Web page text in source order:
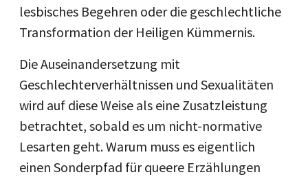
lesbisches Begehren oder die geschlechtliche
Transformation der Heiligen Kümmernis.
Die Auseinandersetzung mit
Geschlechterverhältnissen und Sexualitäten
wird auf diese Weise als eine Zusatzleistung
betrachtet, sobald es um nicht-normative
Lesarten geht. Warum muss es eigentlich
einen Sonderpfad für queere Erzählungen